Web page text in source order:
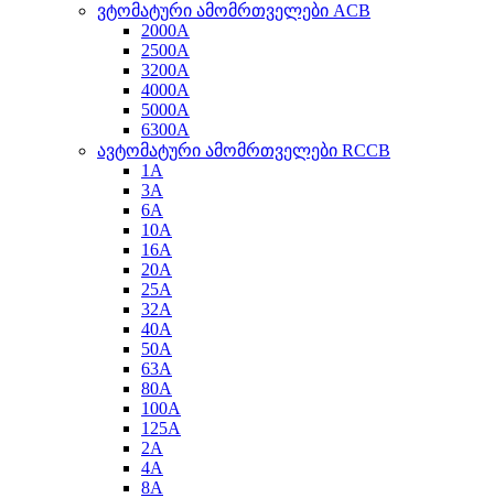
ვტომატური ამომრთველები ACB
2000A
2500A
3200A
4000A
5000A
6300A
ავტომატური ამომრთველები RCCB
1A
3A
6A
10A
16A
20A
25A
32A
40A
50A
63A
80A
100A
125A
2A
4A
8A